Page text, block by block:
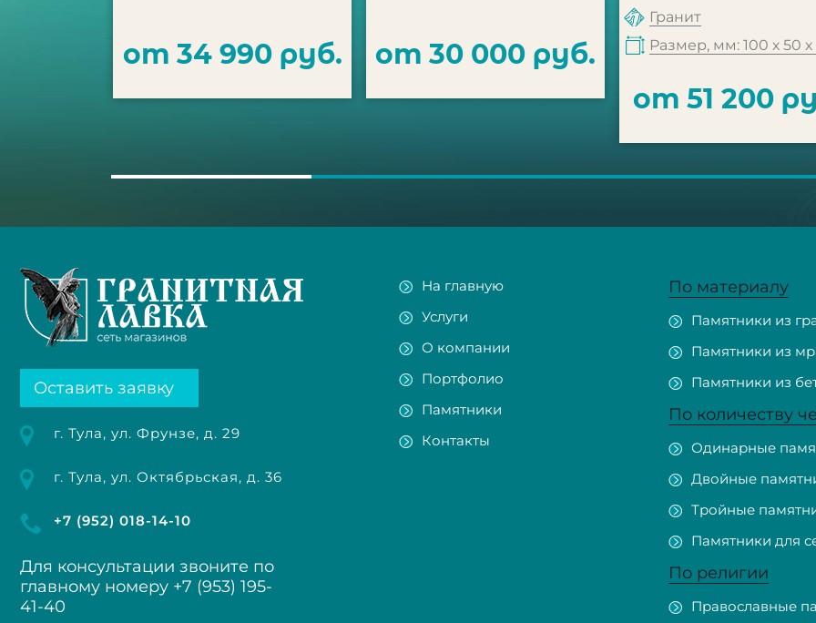
от 34 990 руб. от 30 000 руб.
Гранит
Размер, мм: 100 х 50 х
от 51 200
Оставить заявку
г. Тула, ул. Фрунзе, д. 29
г. Тула, ул. Октябрьская, д. 36
+7 (952) 018-14-10
Для консультации звоните по
главному номеру +7 (953) 195-
41-40
На главную
Услуги
О компании
Портфолио
Памятники
Контакты
По материалу
Памятники из
Памятники из
Памятники из
По количеству
Одинарные
Двойные
Тройные
Памятники для
По религии
Православные